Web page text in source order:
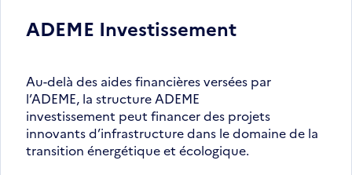
ADEME Investissement
Au-delà des aides financières versées par
l’ADEME, la structure ADEME
investissement peut financer des projets
innovants d’infrastructure dans le domaine de la
transition énergétique et écologique.